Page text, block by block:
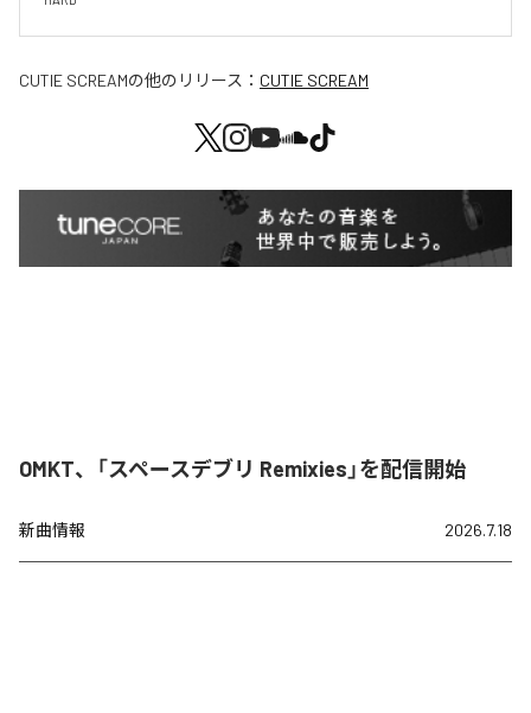
CUTIE SCREAMの他のリリース： CUTIE SCREAM
OMKT、「スペースデブリ Remixies」を配信開始
新曲情報 2026.7.18